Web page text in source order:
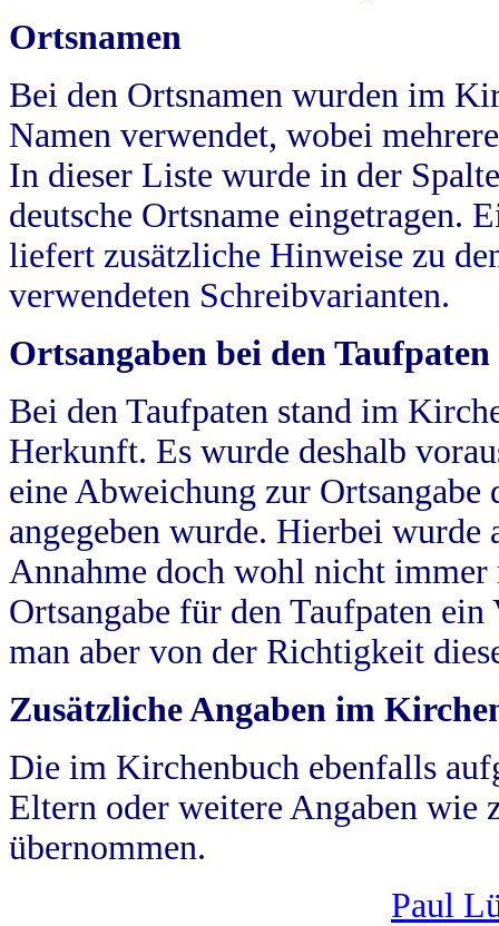
Ortsnamen
Bei den Ortsnamen wurden im
Namen verwendet, wobei
In dieser Liste wurde in der
deutsche Ortsname eingetragen.
liefert zusätzliche Hinweise zu
verwendeten Schreibvarianten.
Ortsangaben bei den Taufpaten
Bei den Taufpaten stand im
Herkunft. Es wurde deshalb
eine Abweichung zur
angegeben wurde. Hierbei wurde
Annahme doch wohl nicht
Ortsangabe für den Taufpaten
man aber von der Richtigkeit
Zusätzliche Angaben im
Die im Kirchenbuch ebenfalls
Eltern oder weitere Angaben wie
übernommen.
Paul